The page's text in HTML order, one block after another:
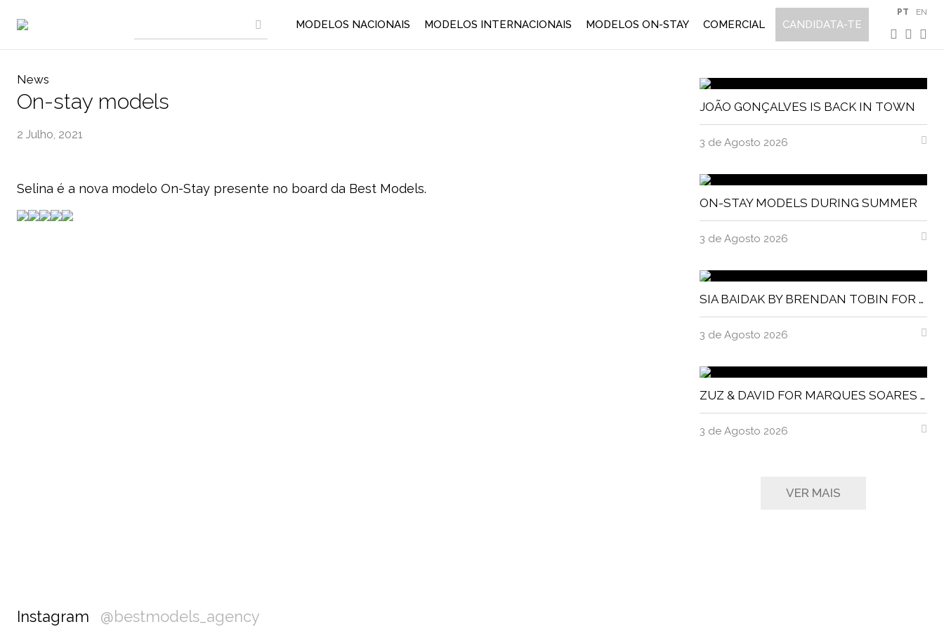
MODELOS NACIONAIS MODELOS INTERNACIONAIS MODELOS ON-STAY COMERCIAL CANDIDATA-TE
PT EN
News
On-stay models
2 Julho, 2021
Selina é a nova modelo On-Stay presente no board da Best Models.
JOÃO GONÇALVES IS BACK IN TOWN
3 de Agosto 2026
ON-STAY MODELS DURING SUMMER
3 de Agosto 2026
SIA BAIDAK BY BRENDAN TOBIN FOR MISC MAGAZINE
3 de Agosto 2026
ZUZ & DAVID FOR MARQUES SOARES MAGNITUDE MAGAZINE
3 de Agosto 2026
VER MAIS
Instagram @bestmodels_agency